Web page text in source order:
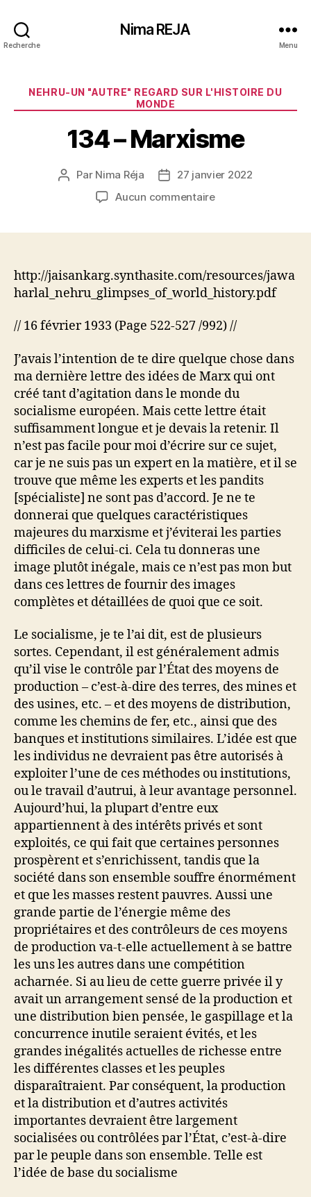
Recherche
Nima REJA
Menu
Catégories
NEHRU-UN "AUTRE" REGARD SUR L'HISTOIRE DU
MONDE
134 – Marxisme
Auteur
Par Nima Réja
Date27 janvier 2022
Aucun commentairesur
http://jaisankarg.synthasite.com/resources/jawa
harlal_nehru_glimpses_of_world_history.pdf
// 16 février 1933 (Page 522-527 /992) //
J’avais l’intention de te dire quelque chose dans
ma dernière lettre des idées de Marx qui ont
créé tant d’agitation dans le monde du
socialisme européen. Mais cette lettre était
suffisamment longue et je devais la retenir. Il
n’est pas facile pour moi d’écrire sur ce sujet,
car je ne suis pas un expert en la matière, et il se
trouve que même les experts et les pandits
[spécialiste] ne sont pas d’accord. Je ne te
donnerai que quelques caractéristiques
majeures du marxisme et j’éviterai les parties
difficiles de celui-ci. Cela tu donneras une
image plutôt inégale, mais ce n’est pas mon but
dans ces lettres de fournir des images
complètes et détaillées de quoi que ce soit.
Le socialisme, je te l’ai dit, est de plusieurs
sortes. Cependant, il est généralement admis
qu’il vise le contrôle par l’État des moyens de
production – c’est-à-dire des terres, des mines et
des usines, etc. – et des moyens de distribution,
comme les chemins de fer, etc., ainsi que des
banques et institutions similaires. L’idée est que
les individus ne devraient pas être autorisés à
exploiter l’une de ces méthodes ou institutions,
ou le travail d’autrui, à leur avantage personnel.
Aujourd’hui, la plupart d’entre eux
appartiennent à des intérêts privés et sont
exploités, ce qui fait que certaines personnes
prospèrent et s’enrichissent, tandis que la
société dans son ensemble souffre énormément
et que les masses restent pauvres. Aussi une
grande partie de l’énergie même des
propriétaires et des contrôleurs de ces moyens
de production va-t-elle actuellement à se battre
les uns les autres dans une compétition
acharnée. Si au lieu de cette guerre privée il y
avait un arrangement sensé de la production et
une distribution bien pensée, le gaspillage et la
concurrence inutile seraient évités, et les
grandes inégalités actuelles de richesse entre
les différentes classes et les peuples
disparaîtraient. Par conséquent, la production
et la distribution et d’autres activités
importantes devraient être largement
socialisées ou contrôlées par l’État, c’est-à-dire
par le peuple dans son ensemble. Telle est
l’idée de base du socialisme